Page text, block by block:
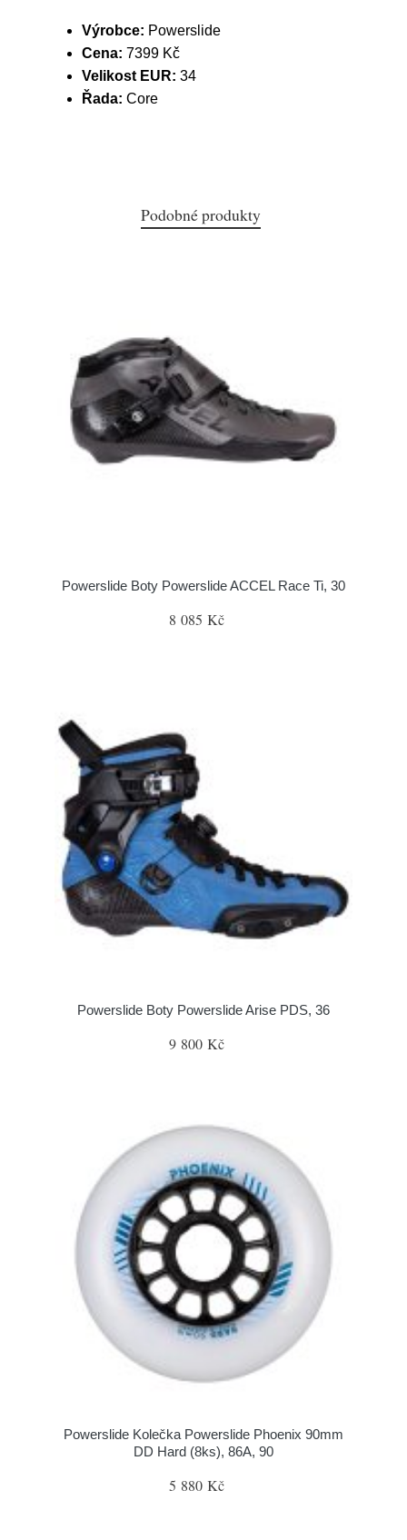
Výrobce: Powerslide
Cena: 7399 Kč
Velikost EUR: 34
Řada: Core
Podobné produkty
Powerslide Boty Powerslide ACCEL Race Ti, 30
8 085 Kč
Powerslide Boty Powerslide Arise PDS, 36
9 800 Kč
Powerslide Kolečka Powerslide Phoenix 90mm
DD Hard (8ks), 86A, 90
5 880 Kč